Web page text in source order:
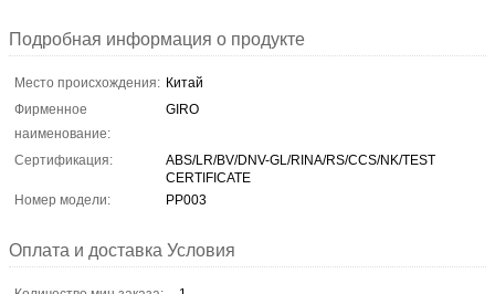
Подробная информация о продукте
Место происхождения: Китай
Фирменное
наименование:
GIRO
Сертификация:
ABS/LR/BV/DNV-GL/RINA/RS/CCS/NK/TEST
CERTIFICATE
Номер модели:
PP003
Оплата и доставка Условия